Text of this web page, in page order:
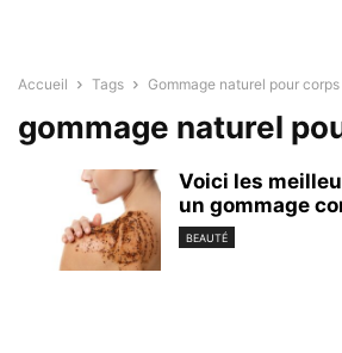
Accueil Tags Gommage naturel pour corps
gommage naturel
Voici les
un gommage
BEAUTÉ